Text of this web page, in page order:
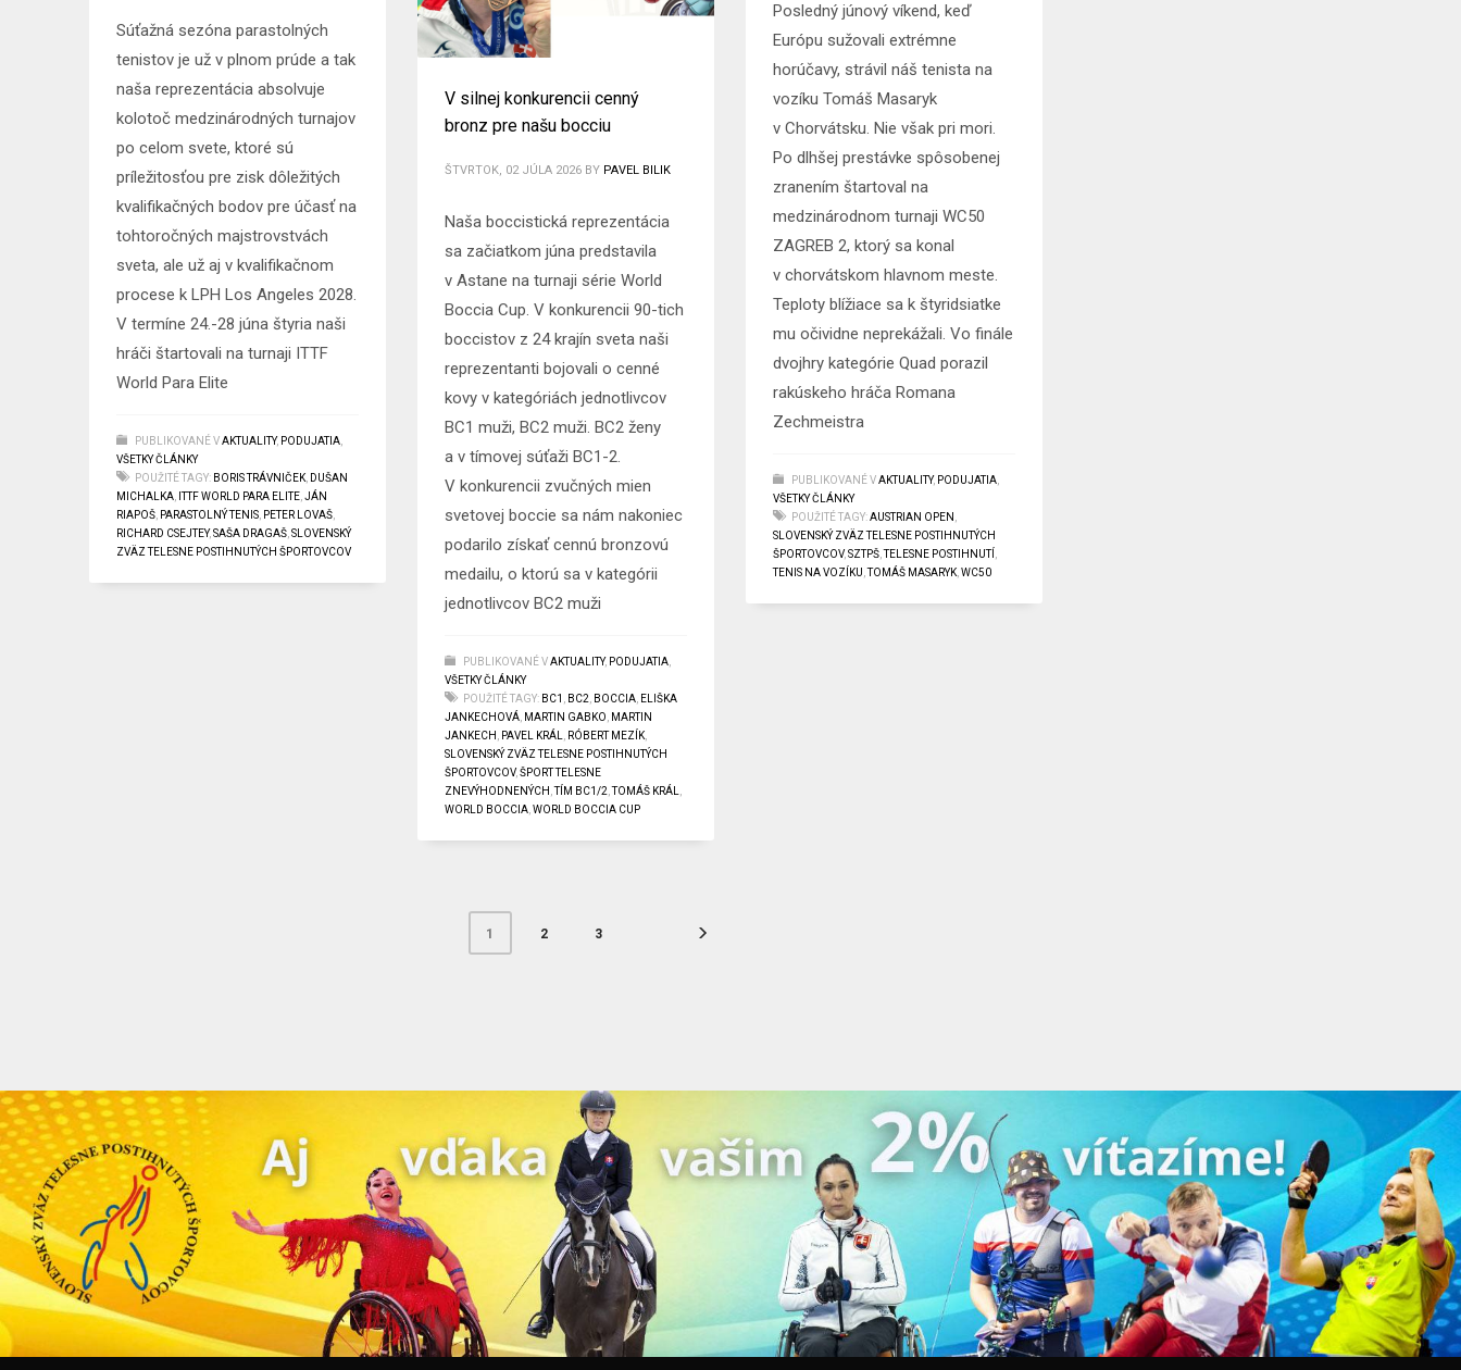
Posledný júnový víkend, keď
Európu sužovali extrémne
horúčavy, strávil náš tenista na
vozíku Tomáš Masaryk
v Chorvátsku. Nie však pri mori.
Po dlhšej prestávke spôsobenej
zranením štartoval na
medzinárodnom turnaji WC50
ZAGREB 2, ktorý sa konal
v chorvátskom hlavnom meste.
Teploty blížiace sa k štyridsiatke
mu očividne neprekážali. Vo finále
dvojhry kategórie Quad porazil
rakúskeho hráča Romana
Zechmeistra
PUBLIKOVANÉ V AKTUALITY, PODUJATIA,
VŠETKY ČLÁNKY
POUŽITÉ TAGY: AUSTRIAN OPEN ,
SLOVENSKÝ ZVÄZ TELESNE POSTIHNUTÝCH
ŠPORTOVCOV,SZTPŠ,TELESNE POSTIHNUTÍ ,
TENIS NA VOZÍKU,TOMÁŠ MASARYK,WC50
Súťažná sezóna parastolných
tenistov je už v plnom prúde a tak
naša reprezentácia absolvuje
kolotoč medzinárodných turnajov
po celom svete, ktoré sú
príležitosťou pre zisk dôležitých
kvalifikačných bodov pre účasť na
tohtoročných majstrovstvách
sveta, ale už aj v kvalifikačnom
procese k LPH Los Angeles 2028.
V termíne 24.-28 júna štyria naši
hráči štartovali na turnaji ITTF
World Para Elite
PUBLIKOVANÉ V AKTUALITY, PODUJATIA,
VŠETKY ČLÁNKY
POUŽITÉ TAGY: BORIS TRÁVNIČEK, DUŠAN
MICHALKA, ITTF WORLD PARA ELITE,JÁN
RIAPOŠ, PARASTOLNÝ TENIS, PETER LOVAŠ,
RICHARD CSEJTEY,SAŠA DRAGAŠ,SLOVENSKÝ
ZVÄZ TELESNE POSTIHNUTÝCH ŠPORTOVCOV
V silnej konkurencii cenný
bronz pre našu bocciu
ŠTVRTOK, 02 JÚLA 2026 BY PAVEL BILIK
Naša boccistická reprezentácia
sa začiatkom júna predstavila
v Astane na turnaji série World
Boccia Cup. V konkurencii 90-tich
boccistov z 24 krajín sveta naši
reprezentanti bojovali o cenné
kovy v kategóriách jednotlivcov
BC1 muži, BC2 muži. BC2 ženy
a v tímovej súťaži BC1-2.
V konkurencii zvučných mien
svetovej boccie sa nám nakoniec
podarilo získať cennú bronzovú
medailu, o ktorú sa v kategórii
jednotlivcov BC2 muži
PUBLIKOVANÉ V AKTUALITY, PODUJATIA
VŠETKY ČLÁNKY
POUŽITÉ TAGY: BC1 BC2 BOCCIA ELIŠKA
JANKECHOVÁ MARTIN GABKO
MARTIN
JANKECH
PAVEL KRÁL RÓBERT MEZÍK
SLOVENSKÝ ZVÄZ TELESNE POSTIHNUTÝCH
ŠPORTOVCOV,ŠPORT TELESNE
ZNEVÝHODNENÝCH ,TÍM BC1/2 ,TOMÁŠ KRÁL
WORLD BOCCIA ,WORLD BOCCIA CUP
1 2 3